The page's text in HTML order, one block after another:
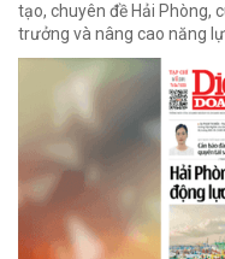
tạo, chuyên đề Hải Phòng,
trưởng và nâng cao năng